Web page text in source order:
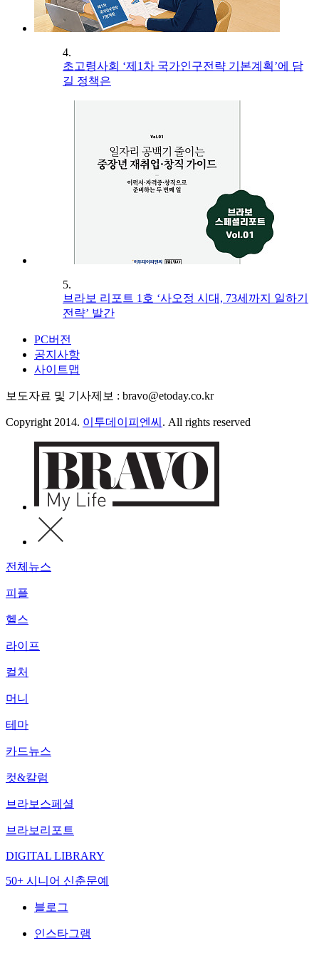
4.
초고령사회 ‘제1차 국가인구전략 기본계획’에 담
길 정책은
5.
브라보 리포트 1호 ‘사오정 시대, 73세까지 일하기
전략’ 발간
PC버전
공지사항
사이트맵
보도자료 및 기사제보 : bravo@etoday.co.kr
Copyright 2014. 이투데이피엔씨 . All rights reserved
전체뉴스
피플
헬스
라이프
컬처
머니
테마
카드뉴스
컷&칼럼
브라보스페셜
브라보리포트
DIGITAL LIBRARY
50+ 시니어 신춘문예
블로그
인스타그램